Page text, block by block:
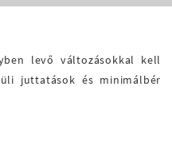
levő változásokkal kell
juttatások és minimálbér